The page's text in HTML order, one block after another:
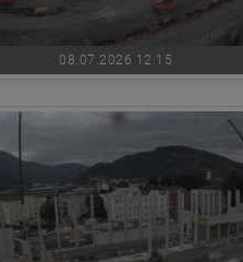
08.07.2026 12:15